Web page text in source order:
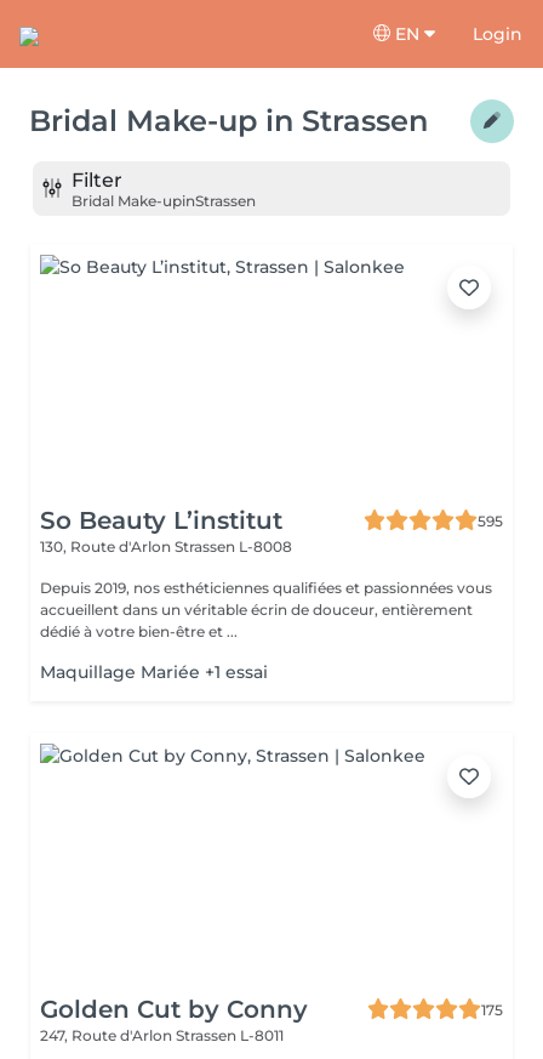
EN Login
Bridal Make-up in Strassen
Filter
Bridal Make-upinStrassen
So Beauty L’institut
595
130, Route d'Arlon Strassen L-8008
Depuis 2019, nos esthéticiennes qualifiées et passionnées vous
accueillent dans un véritable écrin de douceur, entièrement
dédié à votre bien-être et ...
Maquillage Mariée +1 essai
Golden Cut by Conny
175
247, Route d'Arlon Strassen L-8011